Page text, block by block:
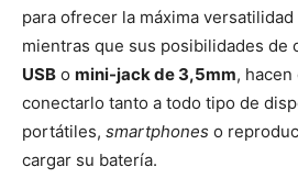
para ofrecer la máxima
mientras que sus posibilidades de
USB o mini-jack de 3,5mm,
conectarlo tanto a todo tipo de
portátiles, smartphones o
cargar su batería.